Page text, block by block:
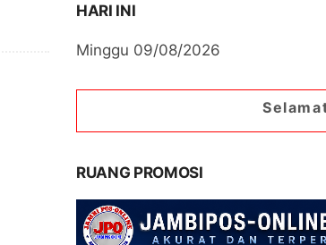
HARI INI
Minggu 09/08/2026
Selamat Datang
RUANG PROMOSI